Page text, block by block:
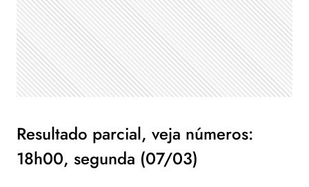
Resultado parcial, veja números:
18h00, segunda (07/03)